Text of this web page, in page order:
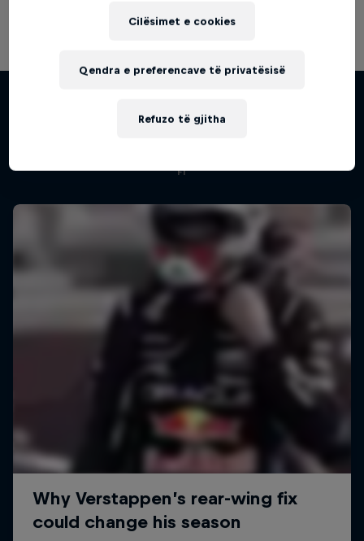
Chasing RB7
F1
Cilësimet e cookies
Refuzo të gjitha
Qendra e preferencave të privatësisë